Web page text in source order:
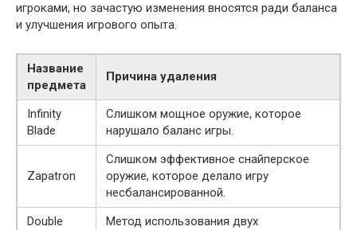
игроками, но зачастую изменения вносятся ради баланса
и улучшения игрового опыта.
Название
предмета
Причина удаления
Infinity
Blade
Слишком мощное оружие, которое
нарушало баланс игры.
Zapatron
Слишком эффективное снайперское
оружие, которое делало игру
несбалансированной.
Double
Метод использования двух